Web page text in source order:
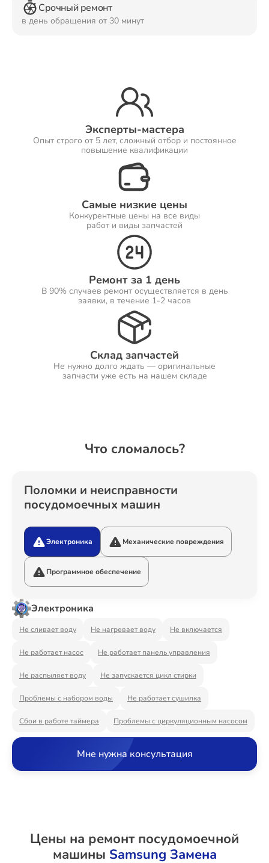
Срочный ремонт
в день обращения от 30 минут
Эксперты-мастера
Опыт строго от 5 лет, сложный отбор и постоянное
повышение квалификации
Самые низкие цены
Конкурентные цены на все виды
работ и виды запчастей
Ремонт за 1 день
В 90% случаев ремонт осуществляется в день
заявки, в течение 1-2 часов
Склад запчастей
Не нужно долго ждать — оригинальные
запчасти уже есть на нашем складе
Что сломалось?
Поломки и неисправности
посудомоечных машин
Электроника Механические повреждения
Программное обеспечение
Электроника
Не сливает воду Не нагревает воду Не включается
Не работает насос Не работает панель управления
Не распыляет воду Не запускается цикл стирки
Проблемы с набором воды Не работает сушилка
Сбои в работе таймера Проблемы с циркуляционным насосом
Мне нужна консультация
Цены на ремонт посудомоечной
машины Samsung Замена
Ремонт Принтеров
Ремонт Саундбаров
Ремонт VR систем
Ремонт Сабвуферов
Ремонт Посудомоечных машин
Ремонт Холодильников
Ремонт Варочных панелей
Ремонт Акустических систем
Ремонт Интерактивных панелей
Ремонт Вытяжек